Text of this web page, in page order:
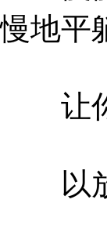
慢地平
让你
以放